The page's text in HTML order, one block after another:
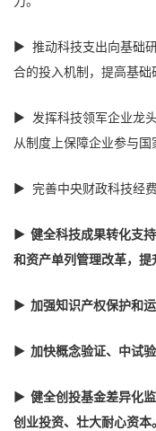
► 推动科技支出向基础
合的投入机制，提高基础
► 发挥科技领军企业龙头
从制度上保障企业参与国
► 完善中央财政科技经费
► 健全科技成果转化支
和资产单列管理改革，提
► 加强知识产权保护和运
► 加快概念验证、中试验
► 健全创投基金差异化
创业投资、壮大耐心资本。